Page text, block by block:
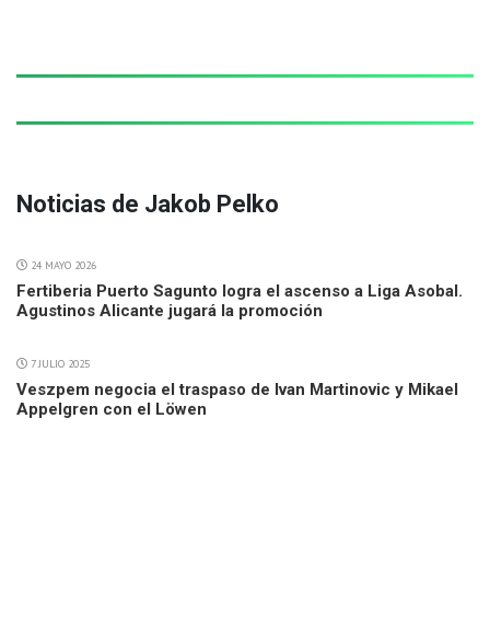
Noticias de Jakob Pelko
24 MAYO 2026
Fertiberia Puerto Sagunto logra el ascenso a Liga Asobal.
Agustinos Alicante jugará la promoción
7 JULIO 2025
Veszpem negocia el traspaso de Ivan Martinovic y Mikael
Appelgren con el Löwen